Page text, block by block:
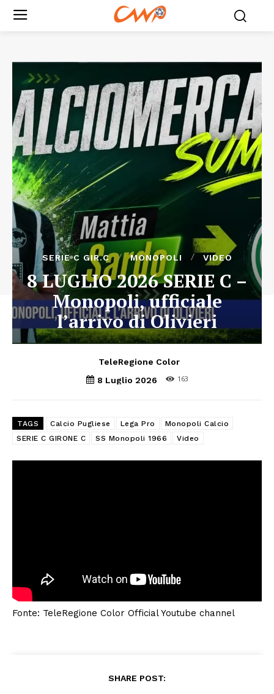
SERIE C GIR.C MONOPOLI VIDEO
8 LUGLIO 2026 SERIE C –
Monopoli, ufficiale
l’arrivo di Olivieri
TeleRegione Color
8 Luglio 2026
163
TAGS Calcio Pugliese Lega Pro
Monopoli Calcio
SERIE C GIRONE C
SS Monopoli 1966 Video
Fonte: TeleRegione Color Official Youtube channel
SHARE POST: